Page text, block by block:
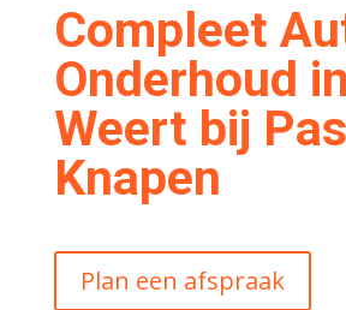
Compleet
Onderhoud in
Weert bij
Knapen
Plan een afspraak